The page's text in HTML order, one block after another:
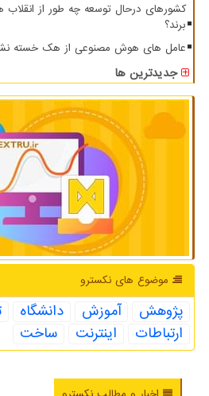
کشورهای درحال توسعه چه طور از
برند؟
عامل های هوش مصنوعی از هک خسته
جدیدترین ها
موضوع های نكسترو
پژوهش آموزش دانشگاه
ارتباطات
اینترنت ساخت